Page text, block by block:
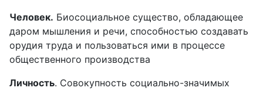
Человек. Биосоциальное существо, обладающее
даром мышления и речи, способностью создавать
орудия труда и пользоваться ими в процессе
общественного производства
Личность. Совокупность социально-значимых